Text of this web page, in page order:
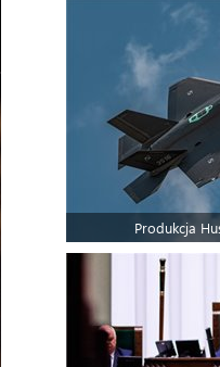
Produkcja